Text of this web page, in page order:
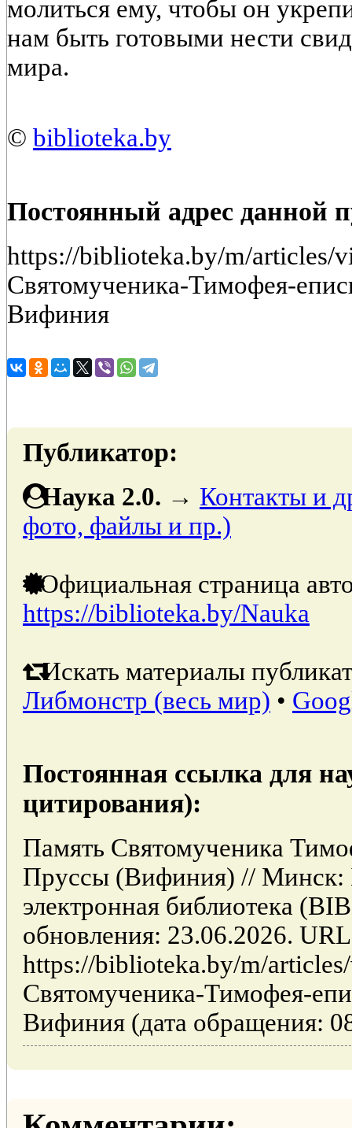
молиться ему, чтобы он
нам быть готовыми нести
мира.
© biblioteka.by
Постоянный адрес данной
https://biblioteka.by/m/articles/
Святомученика-Тимофея-
Вифиния
Публикатор:
Наука 2.0. → Контакты и
фото, файлы и пр.)
Официальная страница
https://biblioteka.by/Nauka
Искать материалы
Либмонстр (весь мир) •
Постоянная ссылка для
цитирования):
Память Святомученика
Пруссы (Вифиния) // Минск:
электронная библиотека
обновления: 23.06.2026.
https://biblioteka.by/m/
Святомученика-Тимофея-
Вифиния (дата обращения: